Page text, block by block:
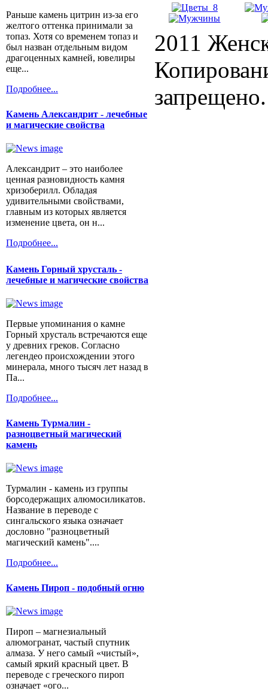
Раньше камень цитрин из-за его
желтого оттенка принимали за
топаз. Хотя со временем топаз и
был назван отдельным видом
драгоценных камней, ювелиры
еще...
Подробнее...
Камень Александрит - лечебные
и магические свойства
Александрит – это наиболее
ценная разновидность камня
хризоберилл. Обладая
удивительными свойствами,
главным из которых является
изменение цвета, он н...
Подробнее...
Камень Горный хрусталь -
лечебные и магические свойства
Первые упоминания о камне
Горный хрусталь встречаются еще
у древних греков. Согласно
легендео происхождении этого
минерала, много тысяч лет назад в
Па...
Подробнее...
Камень Турмалин -
разноцветный магический
камень
Турмалин - камень из группы
борсодержащих алюмосиликатов.
Название в переводе с
сингальского языка означает
дословно "разноцветный
магический камень"....
Подробнее...
Камень Пироп - подобный огню
Пироп – магнезиальный
алюмогранат, частый спутник
алмаза. У него самый «чистый»,
самый яркий красный цвет. В
переводе с греческого пироп
означает «ого...
2011
запрещено.